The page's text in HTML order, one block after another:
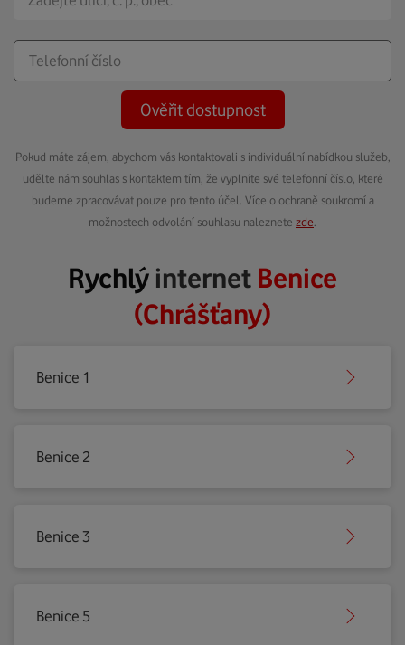
Ověřit dostupnost
Pokud máte zájem, abychom vás kontaktovali s individuální nabídkou služeb,
udělte nám souhlas s kontaktem tím, že vyplníte své telefonní číslo, které
budeme zpracovávat pouze pro tento účel. Více o ochraně soukromí a
možnostech odvolání souhlasu naleznete zde
Rychlýinternet Benice
(Chrášťany)
Benice 1
Benice 2
Benice 3
Benice 5